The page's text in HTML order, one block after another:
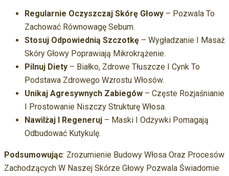
Regularnie Oczyszczaj Skórę Głowy – Pozwala To
Zachować Równowagę Sebum.
Stosuj Odpowiednią Szczotkę – Wygładzanie I Masaż
Skóry Głowy Poprawiają Mikrokrążenie.
Pilnuj Diety – Białko, Zdrowe Tłuszcze I Cynk To
Podstawa Zdrowego Wzrostu Włosów.
Unikaj Agresywnych Zabiegów – Częste Rozjaśnianie
I Prostowanie Niszczy Strukturę Włosa.
Nawilżaj I Regeneruj – Maski I Odżywki Pomagają
Odbudować Kutykulę.
Podsumowując: Zrozumienie Budowy Włosa Oraz Procesów
Zachodzących W Naszej Skórze Głowy Pozwala Świadomie